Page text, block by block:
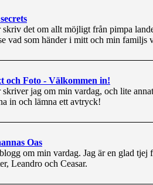
skriv det om allt möjligt från pimpa
vad som händer i mitt och min familjs
och Foto - Välkommen in!
skriver jag om min vardag, och lite
in och lämna ett avtryck!
Oas
om min vardag. Jag är en glad
Leandro och Ceasar.